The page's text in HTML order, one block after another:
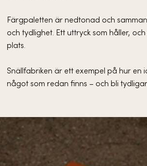
Färgpaletten är nedtonad och
och tydlighet. Ett uttryck som håller,
plats.
Snällfabriken är ett exempel på hur en
något som redan finns – och bli